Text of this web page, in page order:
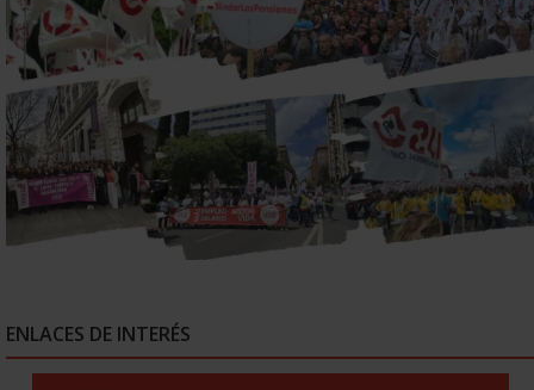
ENLACES DE INTERÉS